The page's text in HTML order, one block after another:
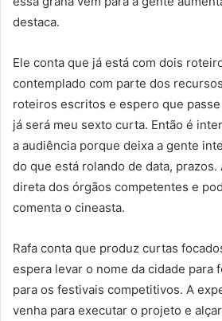
destaca.
Ele conta que já está com dois
contemplado com parte dos
roteiros escritos e espero que
já será meu sexto curta. Então é
a audiência porque deixa a gente
do que está rolando de data,
direta dos órgãos competentes e
comenta o cineasta.
Rafa conta que produz curtas
espera levar o nome da cidade para
para os festivais competitivos. A
venha para executar o projeto e